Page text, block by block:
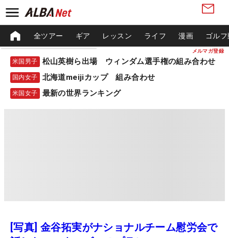
メルマガ登録
全ツアー ギア レッスン ライフ 漫画 ゴル
米国男子 松山英樹ら出場 ウィンダム選手権の組み合わせ
国内女子 北海道meijiカップ 組み合わせ
米国女子 最新の世界ランキング
[写真] 金谷拓実がナショナルチーム慰労会で